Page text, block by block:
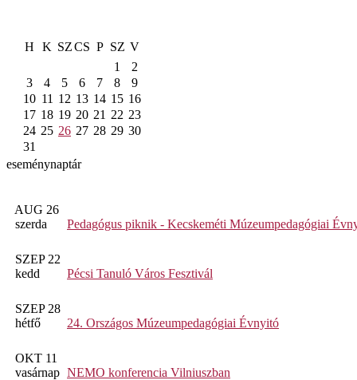
H K SZCS P SZ V
1
2
3
4 5 6 7 8
9
10 11 12 13 14 15 16
17 18 19 20 21 22 23
24 25 26 27 28 29 30
31
eseménynaptár
AUG 26
szerda
Pedagógus piknik - Kecskeméti Múzeumpedagógiai
SZEP 22
kedd
Pécsi Tanuló Város Fesztivál
SZEP 28
hétfő
24. Országos Múzeumpedagógiai Évnyitó
OKT 11
vasárnap NEMO konferencia Vilniuszban